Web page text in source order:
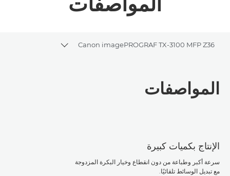
Canon imagePROGRAF TX-3100 MFP Z36
breadcrumbs
المواصفات
المواصفات
الإنتاج بكميات كبيرة
سرعة أكبر وطباعة من دون انقطاع وخيار البكرة المزدوجة
مع تبديل الوسائط تلقائيًا.